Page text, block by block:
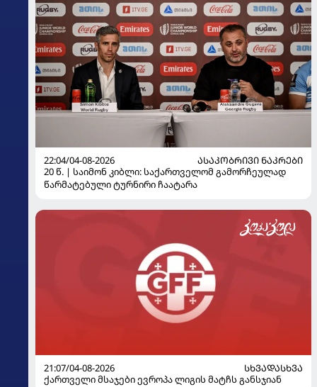
22:04/04-08-2026
ᲐᲡᲐᲙᲝᲑᲠᲘᲕᲘ ᲜᲐᲙᲠᲔᲑᲘ
20 წ. | საიმონ კიბლი: საქართველომ გამორჩეულად
წარმატებული ტურნირი ჩაატარა
21:07/04-08-2026
ᲡᲮᲕᲐᲓᲐᲡᲮᲕᲐ
ქართველი მსაჯები ევროპა ლიგის მატჩს განსჯიან